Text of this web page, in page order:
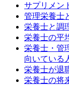
サプリメン
管理栄養士
栄養士と調
栄養士の平
栄養士・管
向いている
栄養士が退
栄養士の将